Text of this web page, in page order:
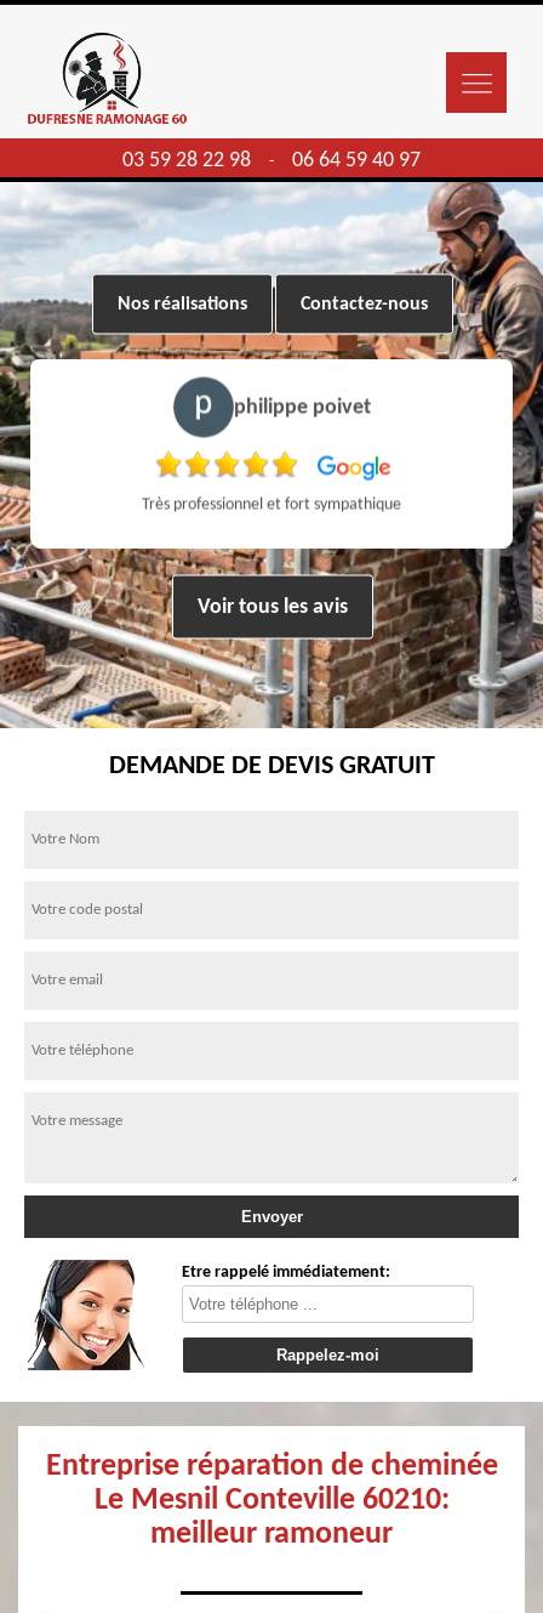
03 59 28 22 98 - 06 64 59 40 97
Nos réalisations Contactez-nous
philippe poivet
Très professionnel et fort sympathique
Voir tous les avis
DEMANDE DE DEVIS GRATUIT
Etre rappelé immédiatement:
Entreprise réparation de cheminée
Le Mesnil Conteville 60210:
meilleur ramoneur